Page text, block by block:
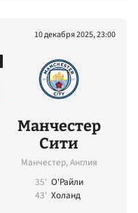
10 декабря 2025, 23:00
Манчестер
Сити
Манчестер, Англия
35' О'Райли
43' Холанд